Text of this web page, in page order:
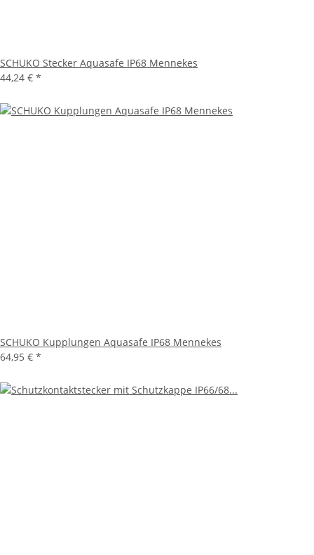
SCHUKO Stecker Aquasafe IP68 Mennekes
44,24 € *
SCHUKO Kupplungen Aquasafe IP68 Mennekes
64,95 € *